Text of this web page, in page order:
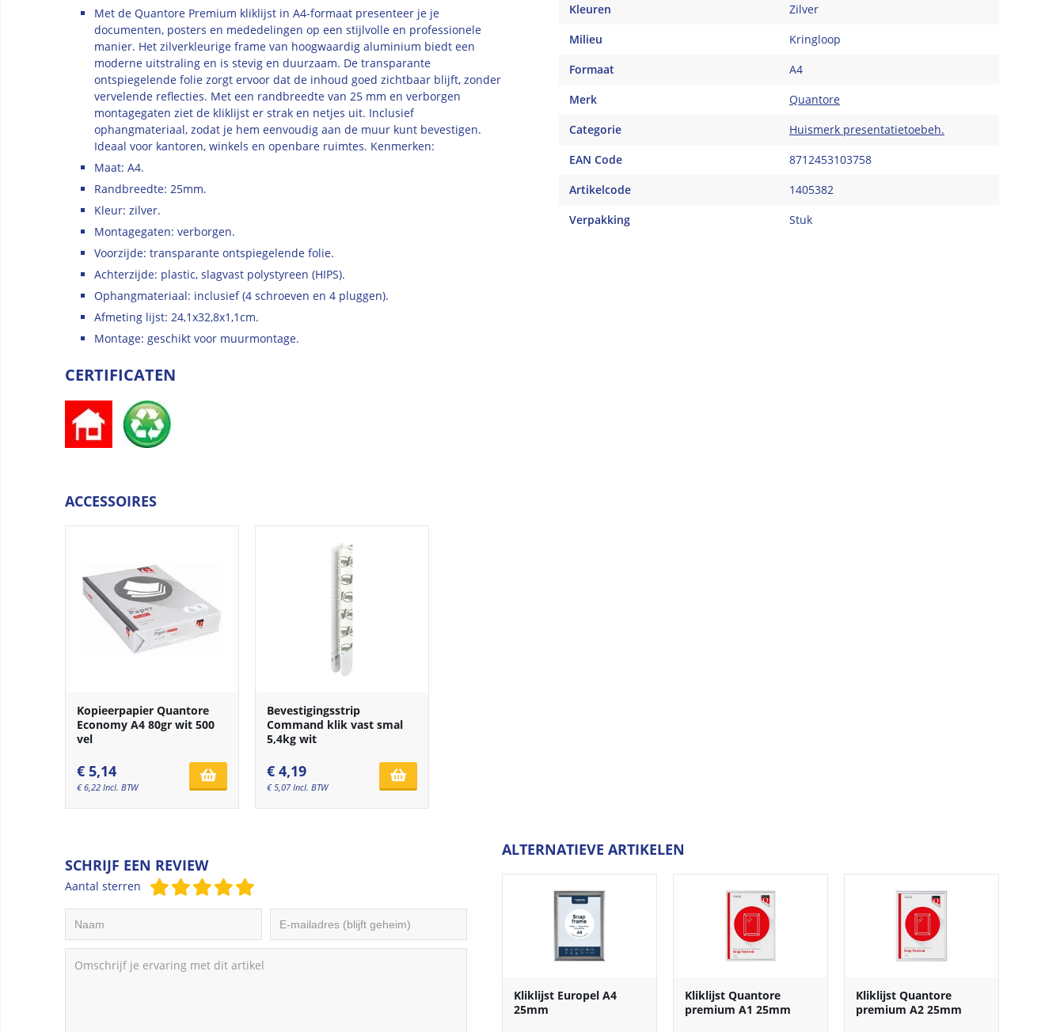
Met de Quantore Premium kliklijst in A4-formaat presenteer je je
documenten, posters en mededelingen op een stijlvolle en professionele
manier. Het zilverkleurige frame van hoogwaardig aluminium biedt een
moderne uitstraling en is stevig en duurzaam. De transparante
ontspiegelende folie zorgt ervoor dat de inhoud goed zichtbaar blijft, zonder
vervelende reflecties. Met een randbreedte van 25 mm en verborgen
montagegaten ziet de kliklijst er strak en netjes uit. Inclusief
ophangmateriaal, zodat je hem eenvoudig aan de muur kunt bevestigen.
Ideaal voor kantoren, winkels en openbare ruimtes. Kenmerken:
Maat: A4.
Randbreedte: 25mm.
Kleur: zilver.
Montagegaten: verborgen.
Voorzijde: transparante ontspiegelende folie.
Achterzijde: plastic, slagvast polystyreen (HIPS).
Ophangmateriaal: inclusief (4 schroeven en 4 pluggen).
Afmeting lijst: 24,1x32,8x1,1cm.
Montage: geschikt voor muurmontage.
CERTIFICATEN
Kleuren
Zilver
Milieu
Kringloop
Formaat
A4
Merk
Quantore
Categorie
Huismerk presentatietoebeh.
EAN Code
8712453103758
Artikelcode
1405382
Verpakking
Stuk
ACCESSOIRES
Kopieerpapier Quantore
Economy A4 80gr wit 500
vel
€ 5,14
€6,22 Incl. BTW
Bevestigingsstrip
Command klik vast smal
5,4kg wit
€ 4,19
€ 5,07 Incl. BTW
ALTERNATIEVE ARTIKELEN
Kliklijst Europel A4
25mm
Kliklijst Quantore
premium A1 25mm
Kliklijst Quantore
premium A2 25mm
SCHRIJF EEN REVIEW
Aantal sterren